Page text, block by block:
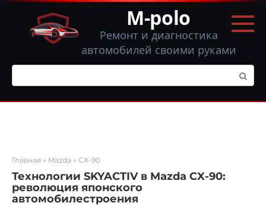
Перейти
контенту
M-polo
Ремонт и диагностика
автомобилей своими руками
Поиск:
Главная » Mazda » CX-90
Технологии SKYACTIV в Mazda CX-90:
революция японского
автомобилестроения